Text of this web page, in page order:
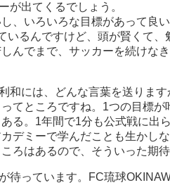
が出てくるでしょう。
、いろいろな目標があって良
いるんですけど、頭が賢くて
んでまで、サッカーを続けな
和には、どんな言葉を送ります
てところですね。1つの目標
る。1年間で1分も公式戦に出
デミーで学んだことも生かし
ろはあるので、そういった期
待っています。FC琉球